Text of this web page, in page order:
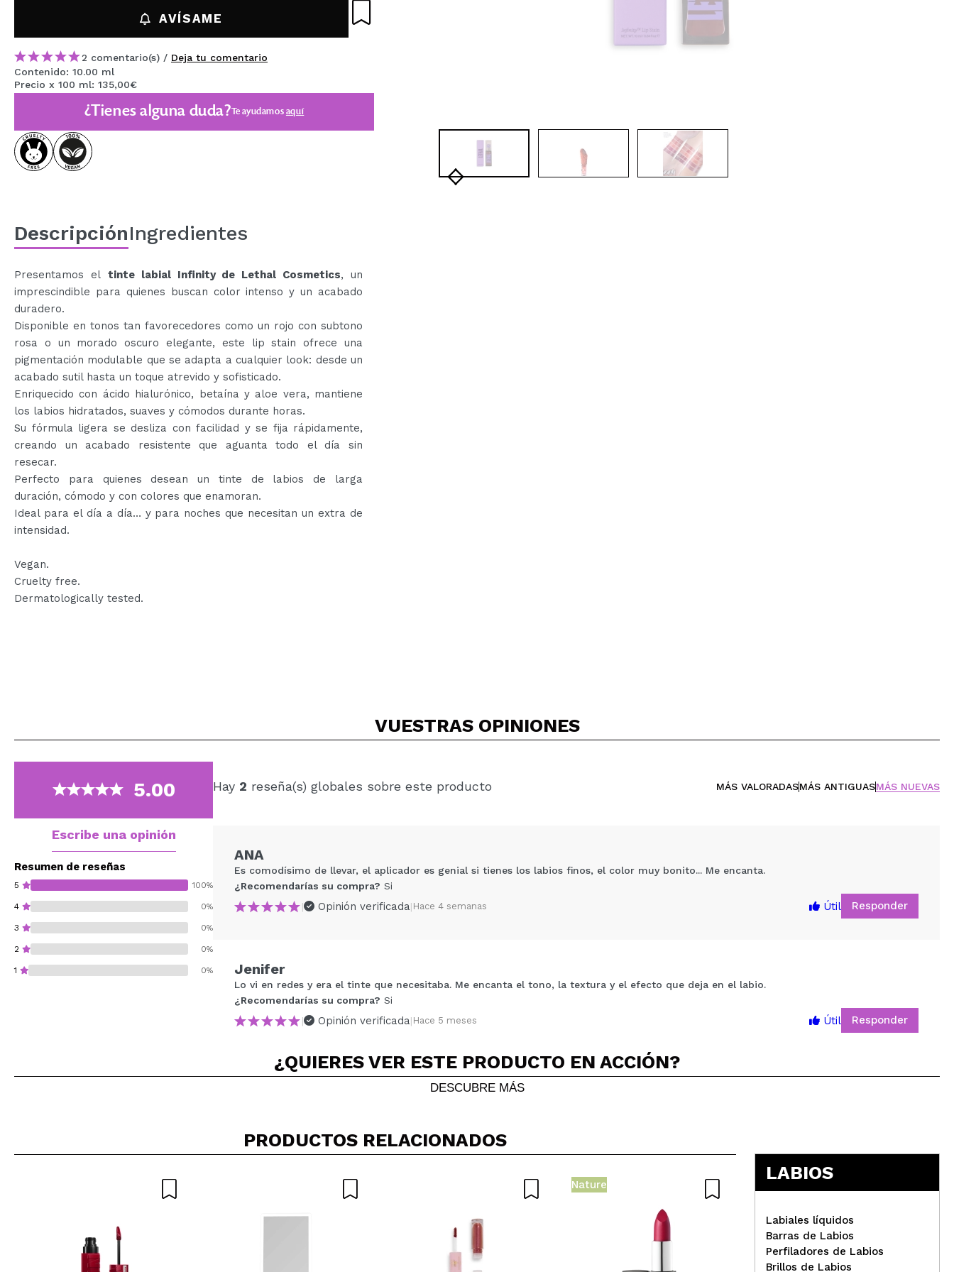
KOREA ZONE
TRAVEL SIZE
NATURE
OFERTAS
OUTLET
PRÓXIMAMENTE
CREAR CUENTA
AVÍSAME
2 comentario(s) / Deja tu comentario
Contenido: 10.00 ml
Precio x 100 ml: 135,00€
¿Tienes alguna duda?Te ayudamosaquí
DescripciónIngredientes
Presentamos el tinte labial Infinity de Lethal Cosmetics, un
imprescindible para quienes buscan color intenso y un acabado
duradero.
Disponible en tonos tan favorecedores como un rojo con subtono
rosa o un morado oscuro elegante, este lip stain ofrece una
pigmentación modulable que se adapta a cualquier look: desde un
acabado sutil hasta un toque atrevido y sofisticado.
Enriquecido con ácido hialurónico, betaína y aloe vera, mantiene
los labios hidratados, suaves y cómodos durante horas.
Su fórmula ligera se desliza con facilidad y se fija rápidamente,
creando un acabado resistente que aguanta todo el día sin
resecar.
Perfecto para quienes desean un tinte de labios de larga
duración, cómodo y con colores que enamoran.
Ideal para el día a día… y para noches que necesitan un extra de
intensidad.
Vegan.
Cruelty free.
Dermatologically tested.
VUESTRAS OPINIONES
5.00
Escribe una opinión
Resumen de reseñas
5 100%
4 0%
3 0%
2 0%
1 0%
Hay 2 reseña(s) globales sobre este producto MÁS VALORADASMÁS ANTIGUASMÁS NUEVAS
Compartir un vídeo o una foto
Tu vídeo podría ser el primero. Imagínatelo...
ANA
Es comodísimo de llevar, el aplicador es genial si tienes los labios finos, el color muy bonito... Me encanta.
¿Recomendarías su compra? Si
|
Opinión verificada| Hace 4 semanas Útil Responder
Jenifer
Lo vi en redes y era el tinte que necesitaba. Me encanta el tono, la textura y el efecto que deja en el labio.
¿Recomendarías su compra? Si
|
Opinión verificada| Hace 5 meses Útil Responder
¿QUIERES VER ESTE PRODUCTO EN ACCIÓN?
DESCUBRE MÁS
PRODUCTOS RELACIONADOS
Nature
LABIOS
Labiales líquidos
Barras de Labios
Perfiladores de Labios
Brillos de Labios